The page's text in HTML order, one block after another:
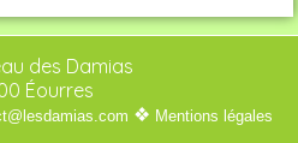
des Damias
Éourres
❖ Mentions légales